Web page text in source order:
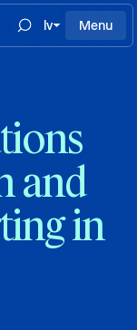
lv Menu
and
in